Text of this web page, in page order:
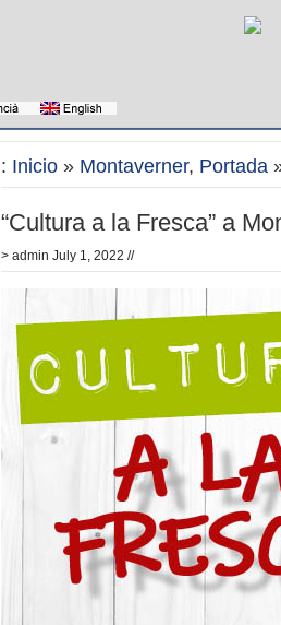
: Inicio » Montaverner, Portada
“Cultura a la Fresca” a
> admin July 1, 2022 //